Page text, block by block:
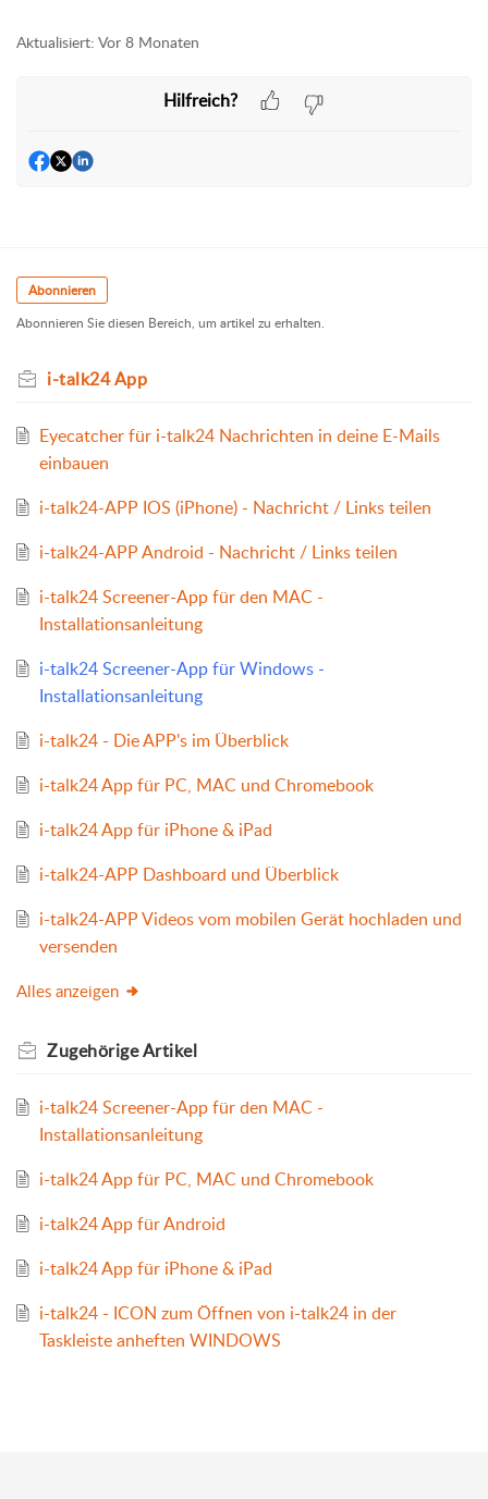
Aktualisiert: Vor 8 Monaten
Hilfreich?
Abonnieren
Abonnieren Sie diesen Bereich, um artikel zu erhalten.
i-talk24 App
Eyecatcher für i-talk24 Nachrichten in deine E-Mails
einbauen
i-talk24-APP IOS (iPhone) - Nachricht / Links teilen
i-talk24-APP Android - Nachricht / Links teilen
i-talk24 Screener-App für den MAC -
Installationsanleitung
i-talk24 Screener-App für Windows -
Installationsanleitung
i-talk24 - Die APP's im Überblick
i-talk24 App für PC, MAC und Chromebook
i-talk24 App für iPhone & iPad
i-talk24-APP Dashboard und Überblick
i-talk24-APP Videos vom mobilen Gerät hochladen und
versenden
Alles anzeigen
ZugehörigeArtikel
i-talk24 Screener-App für den MAC -
Installationsanleitung
i-talk24 App für PC, MAC und Chromebook
i-talk24 App für Android
i-talk24 App für iPhone & iPad
i-talk24 - ICON zum Öffnen von i-talk24 in der
Taskleiste anheften WINDOWS